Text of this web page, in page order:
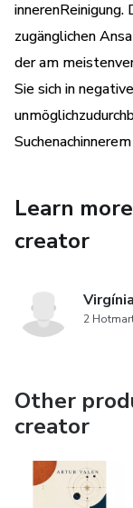
zugänglichen
der am
Sie sich in
Learn
creator
2
Other
creator